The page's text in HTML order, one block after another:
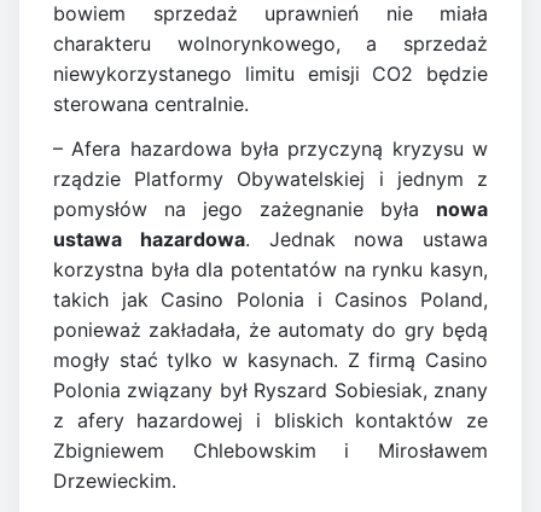
bowiem sprzedaż uprawnień nie miała
charakteru wolnorynkowego, a sprzedaż
niewykorzystanego limitu emisji CO2 będzie
sterowana centralnie.
– Afera hazardowa była przyczyną kryzysu w
rządzie Platformy Obywatelskiej i jednym z
pomysłów na jego zażegnanie była nowa
ustawa hazardowa. Jednak nowa ustawa
korzystna była dla potentatów na rynku kasyn,
takich jak Casino Polonia i Casinos Poland,
ponieważ zakładała, że automaty do gry będą
mogły stać tylko w kasynach. Z firmą Casino
Polonia związany był Ryszard Sobiesiak, znany
z afery hazardowej i bliskich kontaktów ze
Zbigniewem Chlebowskim i Mirosławem
Drzewieckim.